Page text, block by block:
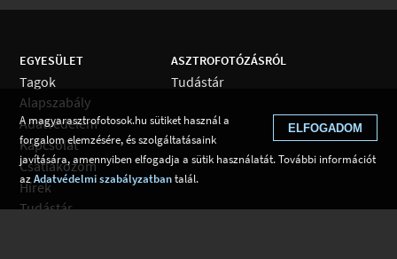
EGYESÜLET
Tagok
Alapszabály
Adatvédelem
Kapcsolat
Csatlakozom
Hírek
Tudástár
ASZTROFOTÓZÁSRÓL
Tudástár
ELFOGADOM
A magyarasztrofotosok.hu sütiket használ a
forgalom elemzésére, és szolgáltatásaink
javítására, amennyiben elfogadja a sütik használatát. További információt
azAdatvédelmi szabályzatbantalál.